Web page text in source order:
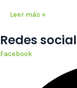
Leer más »
Redes
Facebook